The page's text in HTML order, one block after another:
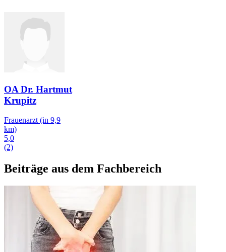
OA Dr. Hartmut
Krupitz
Frauenarzt (in 9,9
km)
5,0
(2)
Beiträge aus dem Fachbereich